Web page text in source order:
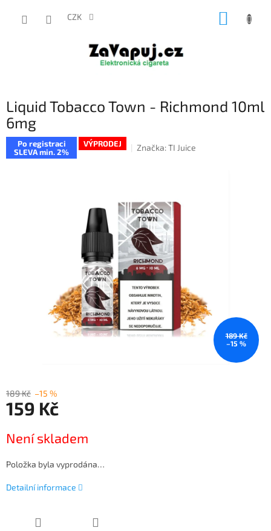
CZK
Liquid Tobacco Town - Richmond 10ml
6mg
Po registraci
SLEVA min. 2%
VÝPRODEJ Značka:TI Juice
189 Kč
–15 %
189 Kč –15 %
159 Kč
cena:
Není skladem
Položka byla vyprodána…
Detailní informace